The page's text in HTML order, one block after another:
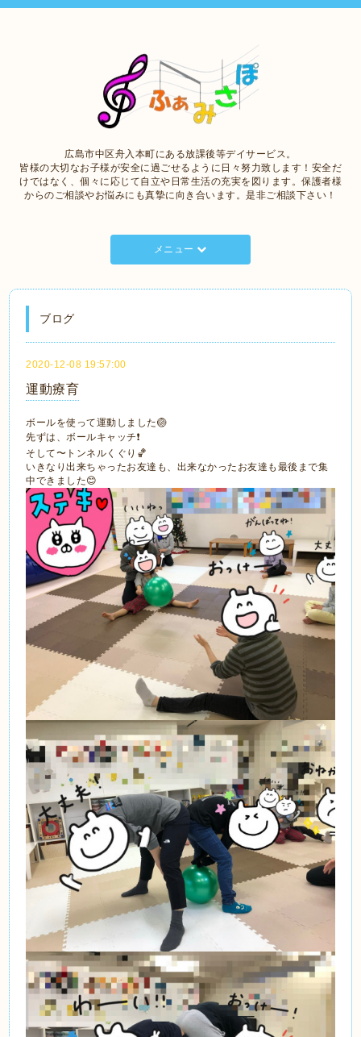
広島市中区舟入本町にある放課後等デイサービス。
皆様の大切なお子様が安全に過ごせるように日々努力致します！安全だ
けではなく、個々に応じて自立や日常生活の充実を図ります。保護者様
からのご相談やお悩みにも真摯に向き合います。是非ご相談下さい！
メニュー
ブログ
2020-12-08 19:57:00
運動療育
ボールを使って運動しました🏐
先ずは、ボールキャッチ❗️
そして〜トンネルくぐり🏀
いきなり出来ちゃったお友達も、出来なかったお友達も最後まで集
中できました😊